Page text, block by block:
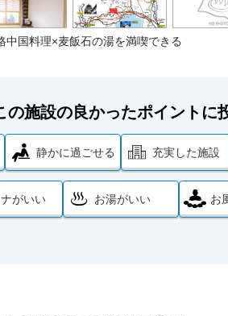
中国料理×麦飯石の湯を満喫できる
の施設の良かったポイントに
静かに過ごせる 充実した施設
がいい お湯がいい お